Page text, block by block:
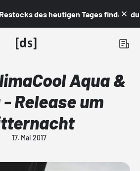
des heutigen Tages findest du
Aqua &
Release um
17. Mai 2017